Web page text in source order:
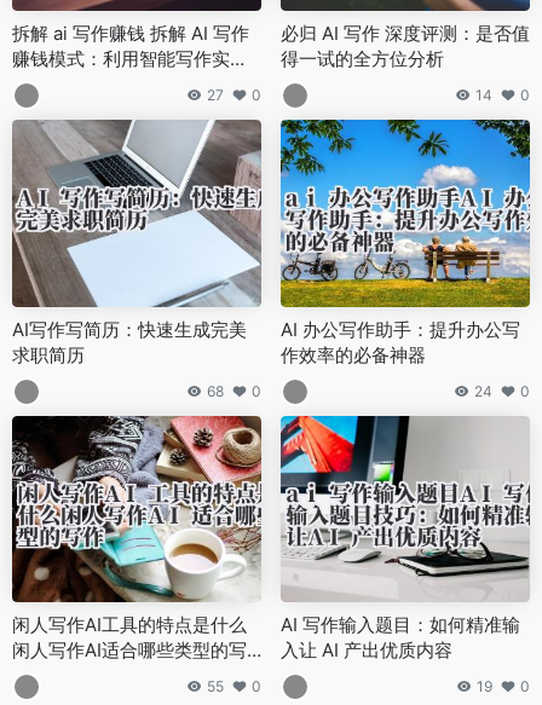
拆解 ai 写作赚钱 拆解 AI 写作
赚钱模式：利用智能写作实现
变现的途径
27 0
必归 AI 写作 深度评测：是否值
得一试的全方位分析
14 0
AI写作写简历：快速生成完美
求职简历
68 0
AI 办公写作助手：提升办公写
作效率的必备神器
24 0
闲人写作AI工具的特点是什么
闲人写作AI适合哪些类型的写
作
55 0
AI 写作输入题目：如何精准输
入让 AI 产出优质内容
19 0